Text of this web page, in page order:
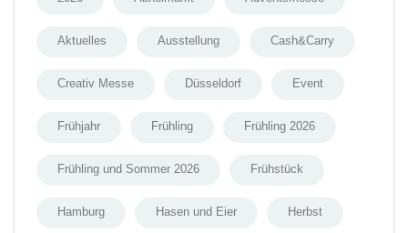
Aktuelles Ausstellung Cash&Carry
Creativ Messe Düsseldorf Event
Frühjahr Frühling Frühling 2026
Frühling und Sommer 2026 Frühstück
Hamburg Hasen und Eier Herbst